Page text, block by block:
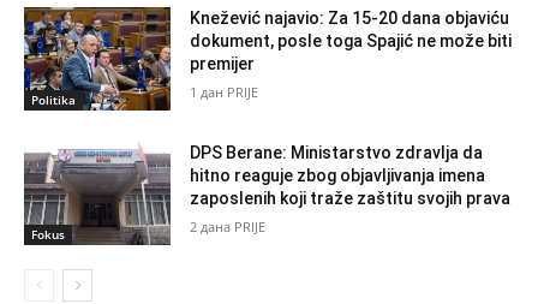
Politika
Knežević najavio: Za 15-20 dana objaviću
dokument, posle toga Spajić ne može biti
premijer
1 дан PRIJE
Fokus
DPS Berane: Ministarstvo zdravlja da
hitno reaguje zbog objavljivanja imena
zaposlenih koji traže zaštitu svojih prava
2 дана PRIJE